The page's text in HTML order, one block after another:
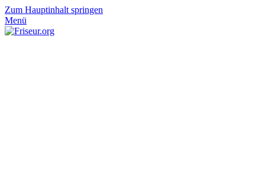
Zum Hauptinhalt springen
Menü